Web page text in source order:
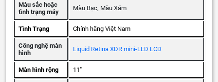
Màu sắc hoặc
tình trạng máy
Màu Bạc, Màu Xám
Tình Trạng Chính hãng Việt Nam
Công nghệ màn
hình
Liquid Retina XDR mini-LED LCD
Màn hình rộng 11"